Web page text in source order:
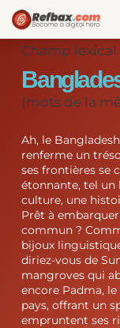
Champ lexical
(mots de la
Ah, le
renferme un
ses frontières se
étonnante, tel un
culture, une
Prêt à
commun ?
bijoux
diriez-vous de
mangroves qui
encore Padma,
pays, offrant un
empruntent ses
Panneau de gestion